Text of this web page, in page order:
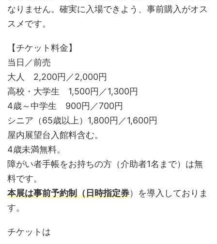
なりません。確実に入場できよう、事前購入がオス
スメです。
【チケット料金】
当日／前売
大人 2,200円／2,000円
高校・大学生 1,500円／1,300円
4歳～中学生 900円／700円
シニア（65歳以上）1,800円／1,600円
屋内展望台入館料含む。
4歳未満無料。
障がい者手帳をお持ちの方（介助者1名まで）は無
料です。
本展は事前予約制（日時指定券）を導入しておりま
す。
チケットは